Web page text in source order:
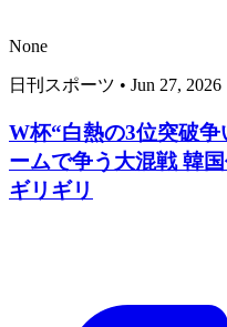
None
日刊スポーツ • Jun 27, 2026
W杯“白熱の3位突破
ームで争う大混戦 韓
ギリギリ